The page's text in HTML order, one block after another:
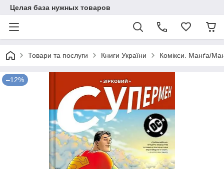
Целая база нужных товаров
Товари та послуги Книги України Комікси. Манґа/
–12%